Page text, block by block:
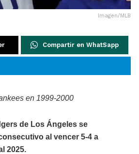
Imagen/MLB
Compartir en WhatSapp
en 1999-2000
de Los Ángeles se
al vencer 5-4 a
2025.